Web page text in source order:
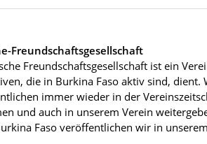
Freundschaftsgesellschaft
Freundschaftsgesellschaft ist ein
die in Burkina Faso aktiv sind, dient.
immer wieder in der
und auch in unserem Verein
Faso veröffentlichen wir in